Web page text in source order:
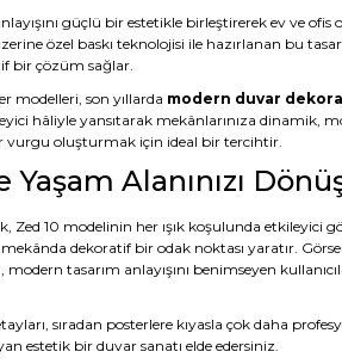
güçlü bir estetikle birleştirerek ev ve
özel baskı teknolojisi ile hazırlanan bu
bir çözüm sağlar.
modelleri, son yıllarda modern duvar
hâliyle yansıtarak mekânlarınıza dinamik,
vurgu oluşturmak için ideal bir tercihtir.
Alanınızı
Zed 10 modelinin her ışık koşulunda etkileyici
dekoratif bir odak noktası yaratır.
, modern tasarım anlayışını benimseyen
sıradan posterlere kıyasla çok daha
estetik bir duvar sanatı elde edersiniz.